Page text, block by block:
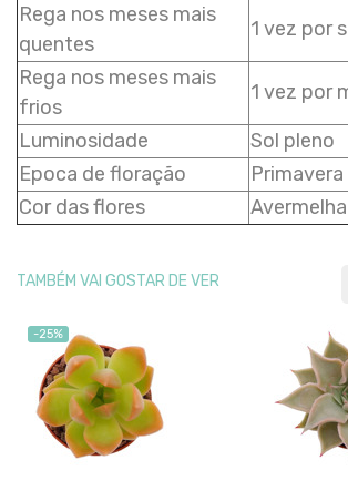
Rega nos meses mais
quentes
1 vez por
Rega nos meses mais
frios
1 vez por
Luminosidade
Sol pleno
Epoca de floração
Primavera
Cor das flores
TAMBÉM VAI GOSTAR DE VER
-25%